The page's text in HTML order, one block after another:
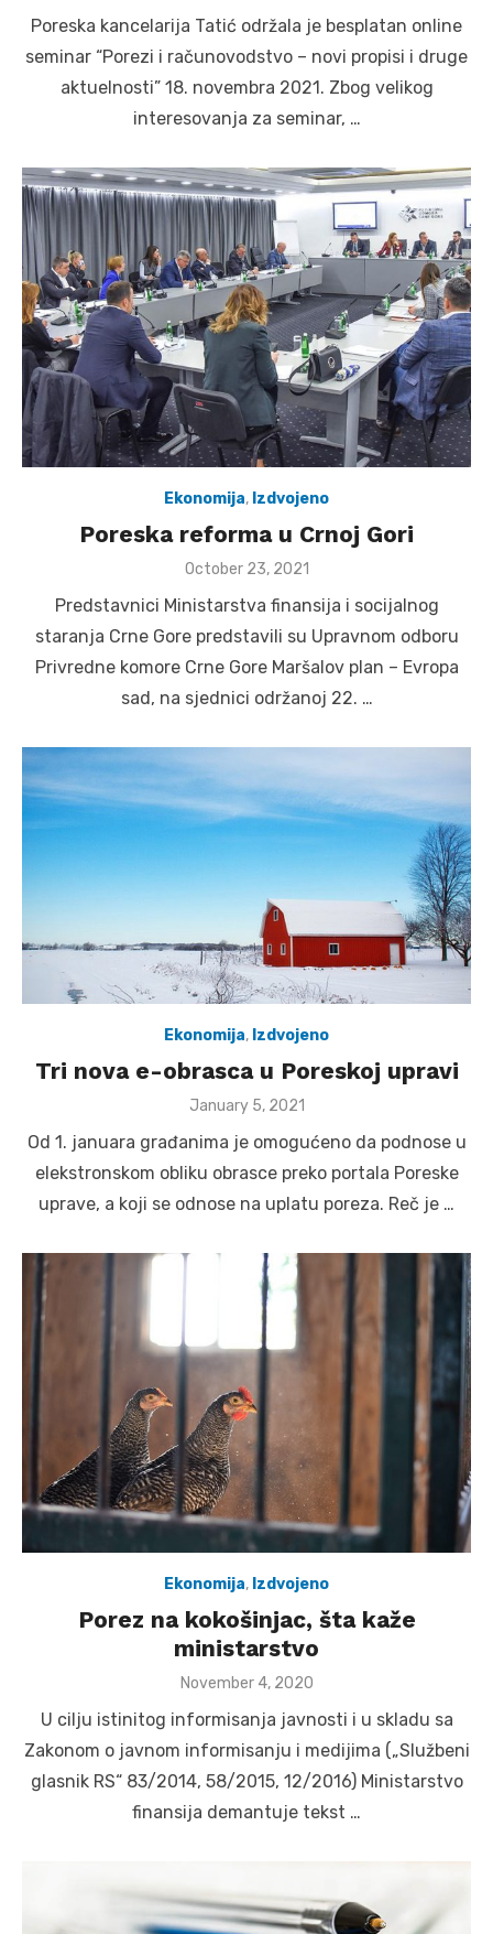
Poreska kancelarija Tatić održala je besplatan online
seminar “Porezi i računovodstvo – novi propisi i druge
aktuelnosti” 18. novembra 2021. Zbog velikog
interesovanja za seminar, …
Ekonomija, Izdvojeno
Poreska reforma u Crnoj Gori
Posted
October 23, 2021
Predstavnici Ministarstva finansija i socijalnog
staranja Crne Gore predstavili su Upravnom odboru
Privredne komore Crne Gore Maršalov plan – Evropa
sad, na sjednici održanoj 22. …
Ekonomija, Izdvojeno
Tri nova e-obrasca u Poreskoj upravi
Posted
January 5, 2021
Od 1. januara građanima je omogućeno da podnose u
elekstronskom obliku obrasce preko portala Poreske
uprave, a koji se odnose na uplatu poreza. Reč je …
Ekonomija, Izdvojeno
Porez na kokošinjac, šta kaže
ministarstvo
Posted
November 4, 2020
U cilju istinitog informisanja javnosti i u skladu sa
Zakonom o javnom informisanju i medijima („Službeni
glasnik RS“ 83/2014, 58/2015, 12/2016) Ministarstvo
finansija demantuje tekst …